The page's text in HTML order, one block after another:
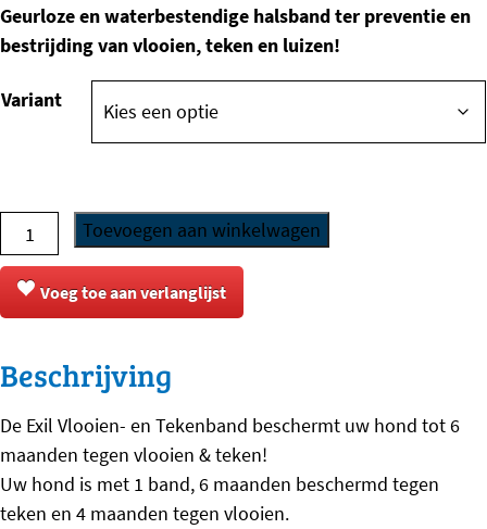
Geurloze en waterbestendige halsband ter preventie en
bestrijding van vlooien, teken en luizen!
Variant
-
Vlooien-
en
aantal
Toevoegen aan winkelwagen
Voeg toe aan verlanglijst
Beschrijving
De Exil Vlooien- en Tekenband beschermt uw hond tot 6
maanden tegen vlooien & teken!
Uw hond is met 1 band, 6 maanden beschermd tegen
teken en 4 maanden tegen vlooien.